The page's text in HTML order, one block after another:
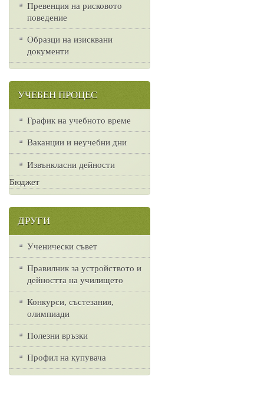
Превенция на рисковото
поведение
Образци на изисквани
документи
УЧЕБЕН ПРОЦЕС
График на учебното време
Ваканции и неучебни дни
Извънкласни дейности
Бюджет
ДРУГИ
Ученически съвет
Правилник за устройството и
дейността на училището
Конкурси, състезания,
олимпиади
Полезни връзки
Профил на купувача